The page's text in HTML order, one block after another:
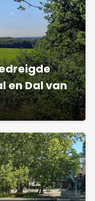
en Dal van